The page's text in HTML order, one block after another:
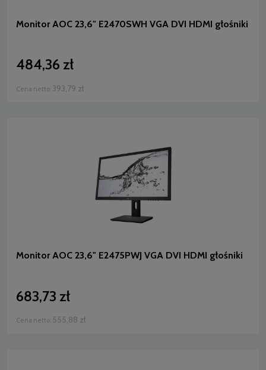
Monitor AOC 23,6" E2470SWH VGA DVI HDMI głośniki
484,36 zł
Cena netto: 393,79 zł
Monitor AOC 23,6" E2475PWJ VGA DVI HDMI głośniki
683,73 zł
Cena netto: 555,88 zł